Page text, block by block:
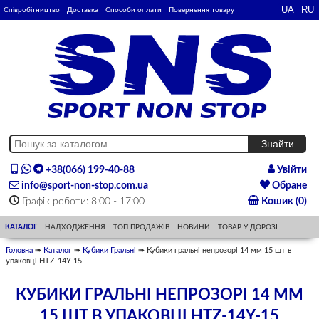
Співробітництво Доставка Способи оплати Повернення товару
+38(066) 199-40-88
info@sport-non-stop.com.ua
Графік роботи: 8:00 - 17:00
Увійти
Обране
Кошик (0)
КАТАЛОГ НАДХОДЖЕННЯ ТОП ПРОДАЖІВ НОВИНИ ТОВАР У ДОРОЗІ
Головна ➠ Каталог ➠ Кубики Гральні ➠ Кубики гральні непрозорі 14 мм 15 шт в
упаковці HTZ-14Y-15
КУБИКИ ГРАЛЬНІ НЕПРОЗОРІ 14 ММ